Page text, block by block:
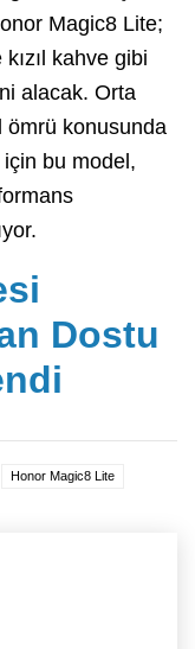
Magic8 Lite;
kahve gibi
alacak. Orta
ömrü konusunda
için bu model,
Dostu
Honor Magic8 Lite